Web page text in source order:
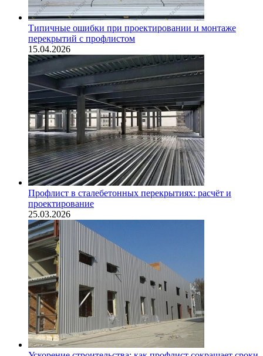
Типичные ошибки при проектировании и монтаже
перекрытий с профлистом
15.04.2026
Профлист в сталебетонных перекрытиях: расчёт и
проектирование
25.03.2026